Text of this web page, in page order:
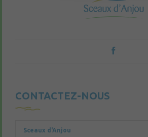
CONTACTEZ-NOUS
Sceaux d'Anjou